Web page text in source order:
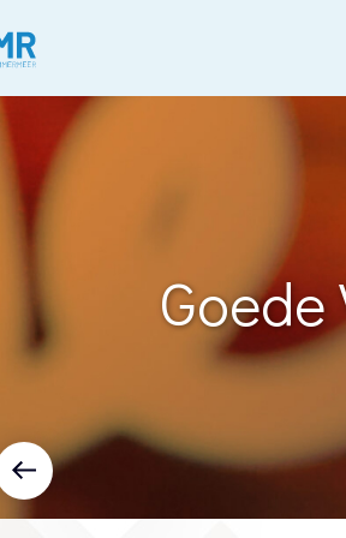
Goede